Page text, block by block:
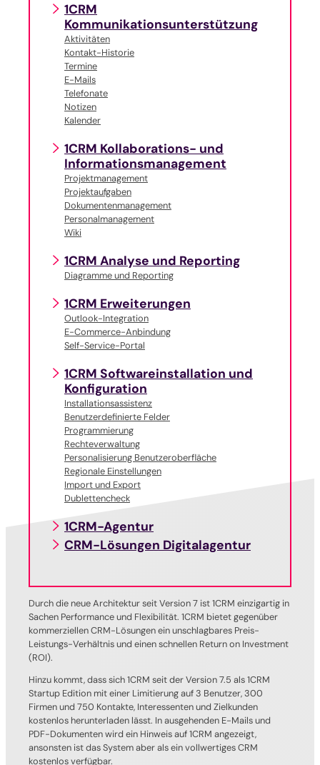
1CRM
Kommunikationsunterstützung
Aktivitäten
Kontakt-Historie
Termine
E-Mails
Telefonate
Notizen
Kalender
1CRM Kollaborations- und
Informationsmanagement
Projektmanagement
Projektaufgaben
Dokumentenmanagement
Personalmanagement
Wiki
1CRM Analyse und Reporting
Diagramme und Reporting
1CRM Erweiterungen
Outlook-Integration
E-Commerce-Anbindung
Self-Service-Portal
1CRM Softwareinstallation und
Konfiguration
Installationsassistenz
Benutzerdefinierte Felder
Programmierung
Rechteverwaltung
Personalisierung Benutzeroberfläche
Regionale Einstellungen
Import und Export
Dublettencheck
1CRM-Agentur
CRM-Lösungen Digitalagentur
Durch die neue Architektur seit Version 7 ist 1CRM einzigartig in
Sachen Performance und Flexibilität. 1CRM bietet gegenüber
kommerziellen CRM-Lösungen ein unschlagbares Preis-
Leistungs-Verhältnis und einen schnellen Return on Investment
(ROI).
Hinzu kommt, dass sich 1CRM seit der Version 7.5 als 1CRM
Startup Edition mit einer Limitierung auf 3 Benutzer, 300
Firmen und 750 Kontakte, Interessenten und Zielkunden
kostenlos herunterladen lässt. In ausgehenden E-Mails und
PDF-Dokumenten wird ein Hinweis auf 1CRM angezeigt,
ansonsten ist das System aber als ein vollwertiges CRM
kostenlos verfügbar.